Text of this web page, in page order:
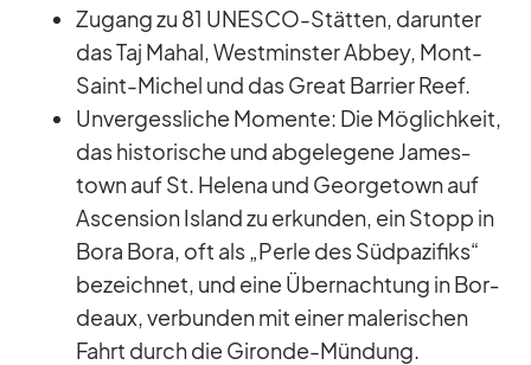
Zu­gang zu 81 UNESCO-Stät­ten, dar­un­ter
das Taj Mahal, West­mins­ter Ab­bey, Mont-
Saint-Mi­chel und das Great Bar­rier Reef.
Un­ver­gess­li­che Mo­mente: Die Mög­lich­keit,
das his­to­ri­sche und ab­ge­le­gene Ja­me­s­
town auf St. He­lena und George­town auf
As­cen­sion Is­land zu er­kun­den, ein Stopp in
Bora Bora, oft als „Perle des Süd­pa­zi­fiks“
be­zeich­net, und eine Über­nach­tung in Bor­
deaux, ver­bun­den mit ei­ner ma­le­ri­schen
Fahrt durch die Gi­ronde-Mün­dung.